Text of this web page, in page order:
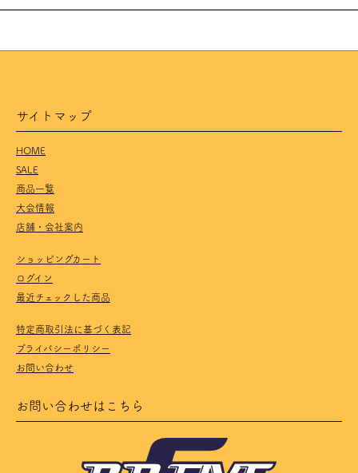
サイトマップ
HOME
SALE
商品一覧
大会情報
店舗・会社案内
ショッピングカート
ログイン
最近チェックした商品
特定商取引法に基づく表記
プライバシーポリシー
お問い合わせ
お問い合わせはこちら